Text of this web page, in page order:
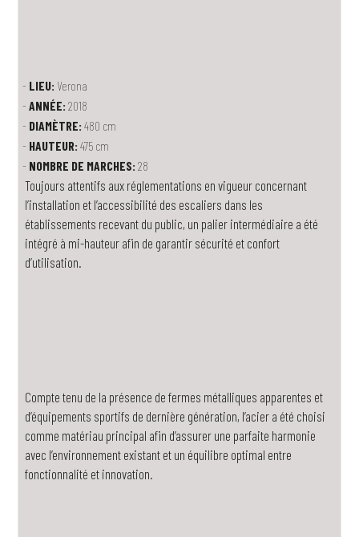
LIEU: Verona
ANNÉE: 2018
DIAMÈTRE: 480 cm
HAUTEUR: 475 cm
NOMBRE DE MARCHES: 28
Toujours attentifs aux réglementations en vigueur concernant
l’installation et l’accessibilité des escaliers dans les
établissements recevant du public, un palier intermédiaire a été
intégré à mi-hauteur afin de garantir sécurité et confort
d’utilisation.
Compte tenu de la présence de fermes métalliques apparentes et
d’équipements sportifs de dernière génération, l’acier a été choisi
comme matériau principal afin d’assurer une parfaite harmonie
avec l’environnement existant et un équilibre optimal entre
fonctionnalité et innovation.